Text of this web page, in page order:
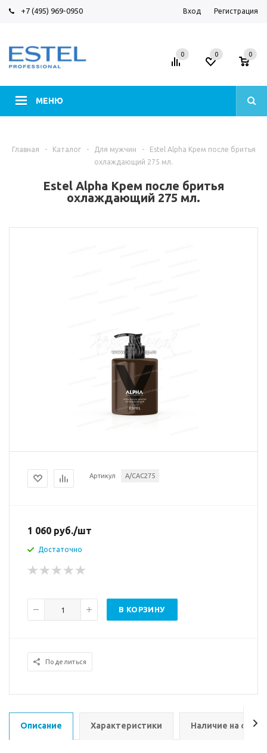
+7 (495) 969-0950 Вход Регистрация
МЕНЮ
0 0 0
Главная - Каталог - Для мужчин -
Estel Alpha Крем после бритья
охлаждающий 275 мл.
Estel Alpha Крем после бритья
охлаждающий 275 мл.
Артикул A/CAC275
1 060 руб./шт
Достаточно
В КОРЗИНУ
Поделиться
Описание Характеристики Наличие на